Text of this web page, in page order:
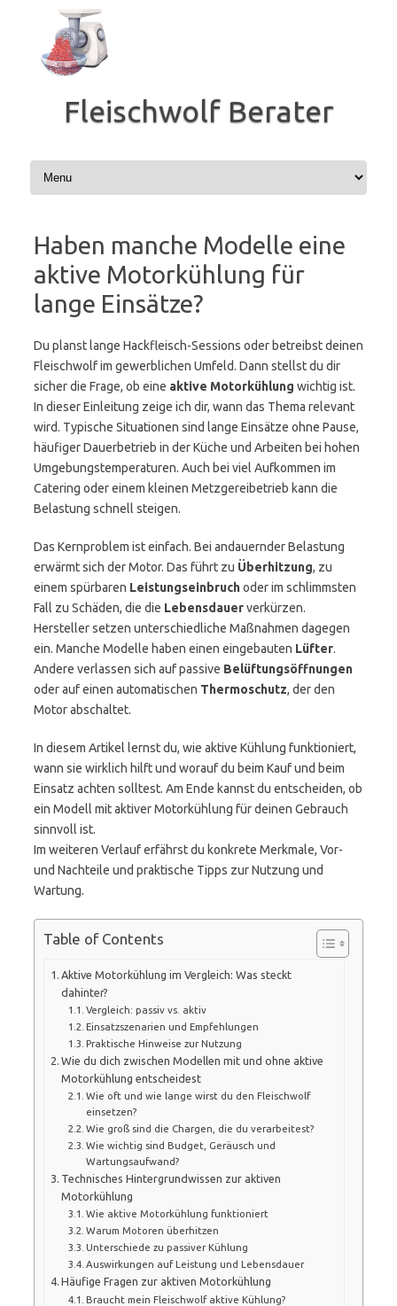
springen
Fleischwolf Berater
Haben manche Modelle eine
aktive Motorkühlung für
lange Einsätze?
Du planst lange Hackfleisch-Sessions oder betreibst deinen
Fleischwolf im gewerblichen Umfeld. Dann stellst du dir
sicher die Frage, ob eine aktive Motorkühlung wichtig ist.
In dieser Einleitung zeige ich dir, wann das Thema relevant
wird. Typische Situationen sind lange Einsätze ohne Pause,
häufiger Dauerbetrieb in der Küche und Arbeiten bei hohen
Umgebungstemperaturen. Auch bei viel Aufkommen im
Catering oder einem kleinen Metzgereibetrieb kann die
Belastung schnell steigen.
Das Kernproblem ist einfach. Bei andauernder Belastung
erwärmt sich der Motor. Das führt zu Überhitzung, zu
einem spürbaren Leistungseinbruchoder im schlimmsten
Fall zu Schäden, die die Lebensdauerverkürzen.
Hersteller setzen unterschiedliche Maßnahmen dagegen
ein. Manche Modelle haben einen eingebauten Lüfter.
Andere verlassen sich auf passive Belüftungsöffnungen
oder auf einen automatischen Thermoschutz, der den
Motor abschaltet.
In diesem Artikel lernst du, wie aktive Kühlung funktioniert,
wann sie wirklich hilft und worauf du beim Kauf und beim
Einsatz achten solltest. Am Ende kannst du entscheiden, ob
ein Modell mit aktiver Motorkühlung für deinen Gebrauch
sinnvoll ist.
Im weiteren Verlauf erfährst du konkrete Merkmale, Vor-
und Nachteile und praktische Tipps zur Nutzung und
Wartung.
Table of Contents
Aktive Motorkühlung im Vergleich: Was steckt
dahinter?
Vergleich: passiv vs. aktiv
Einsatzszenarien und Empfehlungen
Praktische Hinweise zur Nutzung
Wie du dich zwischen Modellen mit und ohne aktive
Motorkühlung entscheidest
Wie oft und wie lange wirst du den Fleischwolf
einsetzen?
Wie groß sind die Chargen, die du verarbeitest?
Wie wichtig sind Budget, Geräusch und
Wartungsaufwand?
Technisches Hintergrundwissen zur aktiven
Motorkühlung
Wie aktive Motorkühlung funktioniert
Warum Motoren überhitzen
Unterschiede zu passiver Kühlung
Auswirkungen auf Leistung und Lebensdauer
Häufige Fragen zur aktiven Motorkühlung
Braucht mein Fleischwolf aktive Kühlung?